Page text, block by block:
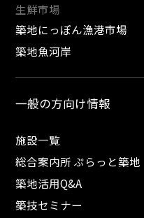
生鮮市場
築地にっぽん漁港市場
築地魚河岸
一般の方向け情報
施設一覧
総合案内所 ぷらっと築地
築地活用Q&A
築技セミナー